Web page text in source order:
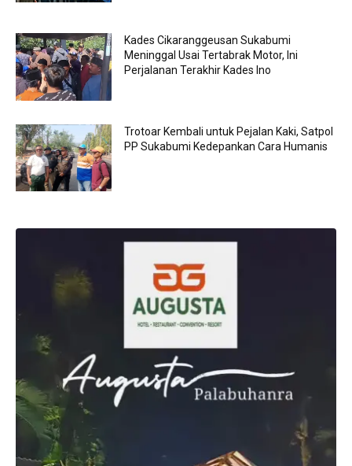
Kades Cikaranggeusan Sukabumi
Meninggal Usai Tertabrak Motor, Ini
Perjalanan Terakhir Kades Ino
Trotoar Kembali untuk Pejalan Kaki, Satpol
PP Sukabumi Kedepankan Cara Humanis